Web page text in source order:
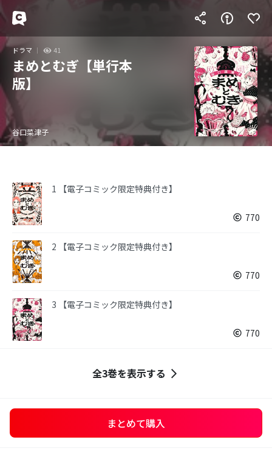
ドラマ 41
まめとむぎ【単行本
版】
谷口菜津子
1 【電子コミック限定特典付き】
770
2 【電子コミック限定特典付き】
770
3 【電子コミック限定特典付き】
770
全3巻を表示する
まとめて購入